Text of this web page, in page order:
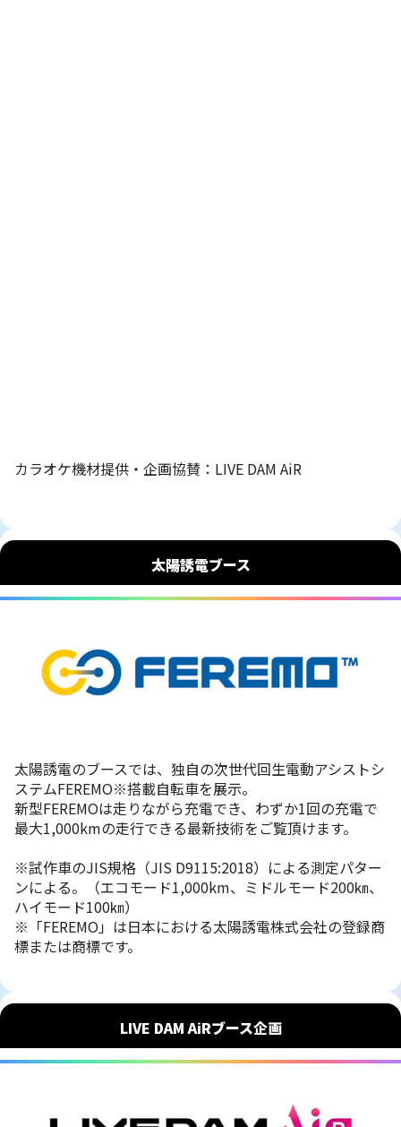
カラオケ機材提供・企画協賛：LIVE DAM AiR
太陽誘電ブース
太陽誘電のブースでは、独自の次世代回生電動アシストシ
ステムFEREMO※搭載自転車を展示。
新型FEREMOは⾛りながら充電でき、わずか1回の充電で
最大1,000kmの走行できる最新技術をご覧頂けます。
※試作車のJIS規格（JIS D9115:2018）による測定パター
ンによる。（エコモード1,000km、ミドルモード200㎞、
ハイモード100㎞）
※「FEREMO」は日本における太陽誘電株式会社の登録商
標または商標です。
LIVE DAM AiRブース企画